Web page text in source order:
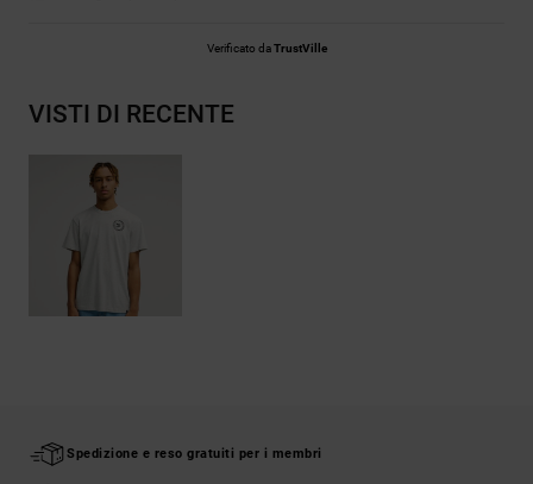
Verificato daTrustVille
VISTI DI RECENTE
Spedizione e reso gratuiti per i membri